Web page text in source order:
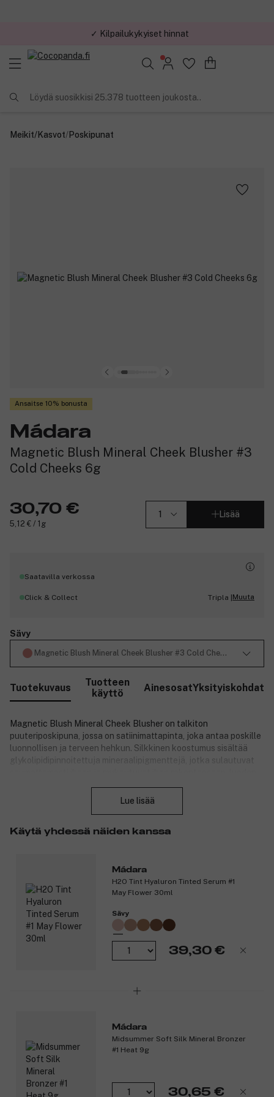
✓ Kilpailukykyiset hinnat
Löydä suosikkisi 25.378 tuotteen joukosta..
Meikit/Kasvot/Poskipunat
Ansaitse 10% bonusta
Mádara
Magnetic Blush Mineral Cheek Blusher #3
Cold Cheeks 6g
30,70 €
5,12 € / 1g
Lisää
Saatavilla verkossa
Click & Collect Tripla |Muuta
Sävy
Magnetic Blush Mineral Cheek Blusher #3 Cold Cheeks 6g
Tuotekuvaus
Tuotteen
käyttö
AinesosatYksityiskohdat
Magnetic Blush Mineral Cheek Blusher on talkiton
puuteriposkipuna, jossa on satiinimattapinta, joka antaa poskille
luonnollisen ja terveen hehkun. Silkkinen koostumus sisältää
glykolipidipinnoitettuja mineraalipigmenttejä, jotka sulautuvat
merkittävän lämmön kasvoille. Poskipunaa voidaan käyttää
Sopii kaikille ihotyypeille.
Lue lisää
Käytä yhdessä näiden kanssa
Mádara
H2O Tint Hyaluron Tinted Serum #1
May Flower 30ml
Sävy
39,30 €
Mádara
Midsummer Soft Silk Mineral Bronzer
#1 Heat 9g
30,65 €